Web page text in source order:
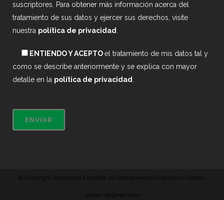
suscriptores. Para obtener más información acerca del
tratamiento de sus datos y ejercer sus derechos, visite
nuestra política de privacidad
ENTIENDO Y ACEPTOel tratamiento de mis datos tal y
como se describe anteriormente y se explica con mayor
detalle en la política de privacidad
© Copyright Asociación Española de Farmacéuticos Católicos | Diseño:
roleaniz@gmail.com